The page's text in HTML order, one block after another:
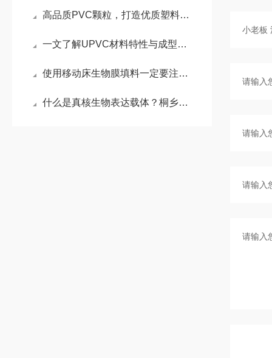
高品质PVC颗粒，打造优质塑料制品的核心基石
一文了解UPVC材料特性与成型要点
使用移动床生物膜填料一定要注意什么
什么是真核生物表达载体？桐乡小老板来为你揭秘